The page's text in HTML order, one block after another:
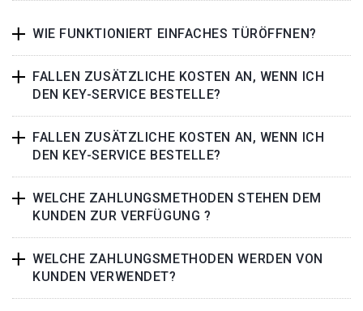
WIE FUNKTIONIERT EINFACHES TÜRÖFFNEN?
FALLEN ZUSÄTZLICHE KOSTEN AN, WENN ICH
DEN KEY-SERVICE BESTELLE?
FALLEN ZUSÄTZLICHE KOSTEN AN, WENN ICH
DEN KEY-SERVICE BESTELLE?
WELCHE ZAHLUNGSMETHODEN STEHEN DEM
KUNDEN ZUR VERFÜGUNG ?
WELCHE ZAHLUNGSMETHODEN WERDEN VON
KUNDEN VERWENDET?